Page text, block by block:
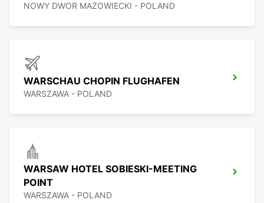
NOWY DWOR MAZOWIECKI - POLAND
WARSCHAU CHOPIN FLUGHAFEN
WARSZAWA - POLAND
WARSAW HOTEL SOBIESKI-MEETING
POINT
WARSZAWA - POLAND